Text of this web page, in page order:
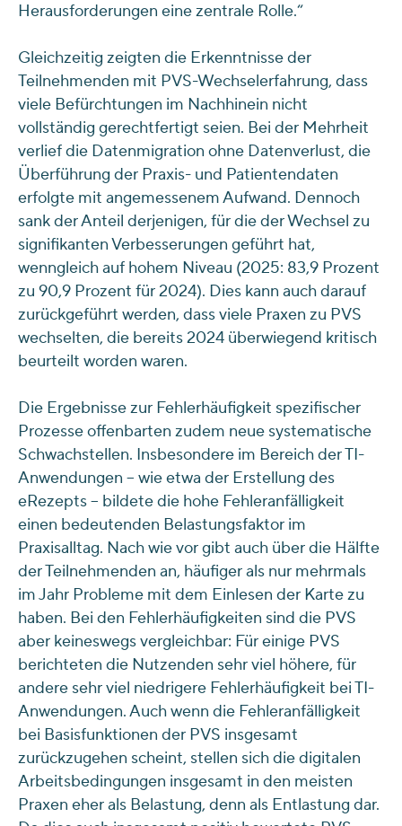
Herausforderungen eine zentrale Rolle.“
Gleichzeitig zeigten die Erkenntnisse der
Teilnehmenden mit PVS-Wechselerfahrung, dass
viele Befürchtungen im Nachhinein nicht
vollständig gerechtfertigt seien. Bei der Mehrheit
verlief die Datenmigration ohne Datenverlust, die
Überführung der Praxis- und Patientendaten
erfolgte mit angemessenem Aufwand. Dennoch
sank der Anteil derjenigen, für die der Wechsel zu
signifikanten Verbesserungen geführt hat,
wenngleich auf hohem Niveau (2025: 83,9 Prozent
zu 90,9 Prozent für 2024). Dies kann auch darauf
zurückgeführt werden, dass viele Praxen zu PVS
wechselten, die bereits 2024 überwiegend kritisch
beurteilt worden waren.
Die Ergebnisse zur Fehlerhäufigkeit spezifischer
Prozesse offenbarten zudem neue systematische
Schwachstellen. Insbesondere im Bereich der TI-
Anwendungen – wie etwa der Erstellung des
eRezepts – bildete die hohe Fehleranfälligkeit
einen bedeutenden Belastungsfaktor im
Praxisalltag. Nach wie vor gibt auch über die Hälfte
der Teilnehmenden an, häufiger als nur mehrmals
im Jahr Probleme mit dem Einlesen der Karte zu
haben. Bei den Fehlerhäufigkeiten sind die PVS
aber keineswegs vergleichbar: Für einige PVS
berichteten die Nutzenden sehr viel höhere, für
andere sehr viel niedrigere Fehlerhäufigkeit bei TI-
Anwendungen. Auch wenn die Fehleranfälligkeit
bei Basisfunktionen der PVS insgesamt
zurückzugehen scheint, stellen sich die digitalen
Arbeitsbedingungen insgesamt in den meisten
Praxen eher als Belastung, denn als Entlastung dar.